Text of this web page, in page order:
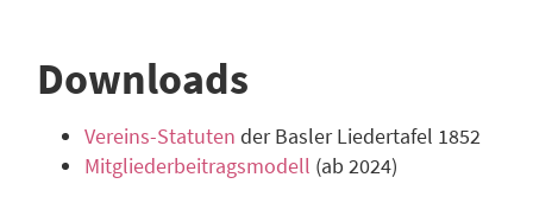
Downloads
Vereins-Statuten der Basler Liedertafel 1852
Mitgliederbeitragsmodell (ab 2024)